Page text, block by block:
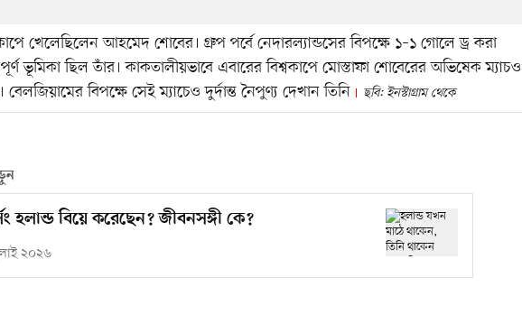
খেলেছিলেন আহমেদ শোবের। গ্রুপ পর্বে নেদারল্যান্ডসের বিপক্ষে ১–১ গোলে ড্র করা
ভূমিকা ছিল তাঁর। কাকতালীয়ভাবে এবারের বিশ্বকাপে মোস্তাফা শোবেরের অভিষেক ম্যাচও
বিপক্ষে সেই ম্যাচেও দুর্দান্ত নৈপুণ্য দেখান তিনি
ছবি: ইনস্টাগ্রাম থেকে
হলান্ড বিয়ে করেছেন? জীবনসঙ্গী কে?
২০২৬